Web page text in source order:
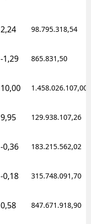
2,24 98.795.318,54
-1,29 865.831,50
10,00 1.458.026.107,00
9,95 129.938.107,26
-0,36 183.215.562,02
-0,18 315.748.091,70
0,58 847.671.918,90